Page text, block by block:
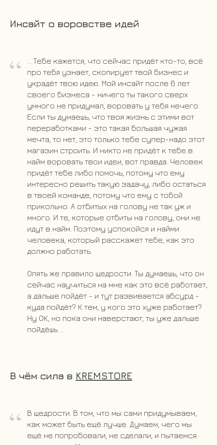
Инсайт о воровстве идей
“
... Тебе кажется, что сейчас придёт кто-то, всё
про тебя узнает, скопирует твой бизнес и
украдёт твою идею. Мой инсайт после 6 лет
своего бизнеса - ничего ты такого сверх
умного не придумал, воровать у тебя нечего.
Если ты думаешь, что твоя жизнь с этими вот
переработками - это такая большая чужая
мечта, то нет, это только тебе супер-надо этот
магазин строить. И никто не придёт к тебе в
найм воровать твои идеи, вот правда. Человек
придёт тебе либо помочь, потому что ему
интересно решить такую задачу, либо остаться
в твоей команде, потому что ему с тобой
прикольно. А отбитых на голову не так уж и
много. И те, которые отбиты на голову, они не
идут в найм. Поэтому успокойся и найми
человека, который расскажет тебе, как это
должно работать.
Опять же правило щедрости. Ты думаешь, что он
сейчас научиться на мне как это всё работает,
а дальше пойдёт - и тут развивается абсурд -
куда пойдёт? К тем, у кого это хуже работает?
Ну ОК, но пока они наверстают, ты уже дальше
пойдёшь ...
В чём сила в KREMSTORE
“
В щедрости. В том, что мы сами придумываем,
как может быть ещё лучше. Думаем, чего мы
ещё не попробовали, не сделали, и пытаемся